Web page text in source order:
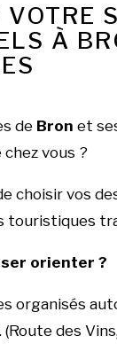
À
de Bron et
vous ?
choisir vos
touristiques
orienter ?
des